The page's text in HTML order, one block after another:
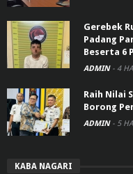
Gerebek
Padang
Beserta 6
ADMIN - 4
Raih Nilai
Borong
ADMIN - 5
KABA NAGARI